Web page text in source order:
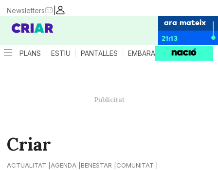
|
Newsletters
ara mateix
21:13
PLANS ESTIU PANTALLES EMBARÀS CRIANÇA
Criar
ACTUALITAT AGENDA BENESTAR
COMUNITAT